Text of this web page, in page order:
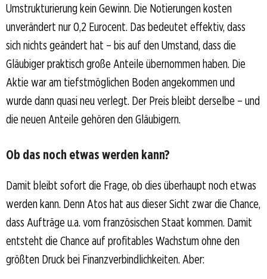
Umstrukturierung kein Gewinn. Die Notierungen kosten
unverändert nur 0,2 Eurocent. Das bedeutet effektiv, dass
sich nichts geändert hat – bis auf den Umstand, dass die
Gläubiger praktisch große Anteile übernommen haben. Die
Aktie war am tiefstmöglichen Boden angekommen und
wurde dann quasi neu verlegt. Der Preis bleibt derselbe – und
die neuen Anteile gehören den Gläubigern.
Ob das noch etwas werden kann?
Damit bleibt sofort die Frage, ob dies überhaupt noch etwas
werden kann. Denn Atos hat aus dieser Sicht zwar die Chance,
dass Aufträge u.a. vom französischen Staat kommen. Damit
entsteht die Chance auf profitables Wachstum ohne den
größten Druck bei Finanzverbindlichkeiten. Aber: